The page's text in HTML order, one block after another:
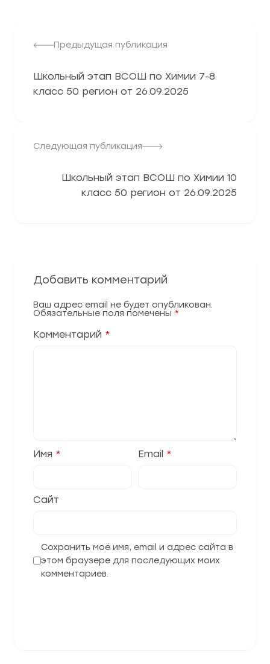
Предыдущая публикация
Школьный этап ВСОШ по Химии 7-8
класс 50 регион от 26.09.2025
Следующая публикация
Школьный этап ВСОШ по Химии 10
класс 50 регион от 26.09.2025
Добавить комментарий
Ваш адрес email не будет опубликован.
Обязательные поля помечены *
Комментарий *
Имя * Email *
Сайт
Сохранить моё имя, email и адрес сайта в
этом браузере для последующих моих
комментариев.